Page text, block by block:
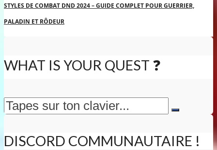
STYLES DE COMBAT DND 2024 – GUIDE COMPLET POUR GUERRIER,
PALADIN ET RÔDEUR
WHAT IS YOUR QUEST ❓
DISCORD COMMUNAUTAIRE !